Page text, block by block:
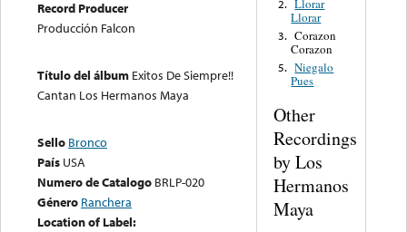
Record Producer
Producción Falcon
Título del álbum Exitos De Siempre!!
Cantan Los Hermanos Maya
Sello Bronco
País USA
Numero de Catalogo BRLP-020
Género Ranchera
Location of Label:
2. Llorar
Llorar
3. Corazon
Corazon
5. Niegalo
Pues
Other
Recordings
by Los
Hermanos
Maya